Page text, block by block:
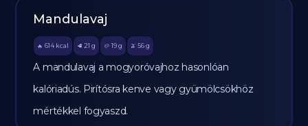
Mandulavaj
🔥 614 kcal 🥩 21 g 🥔 19g 🫒 56 g
A mandulavaj a mogyoróvajhoz hasonlóan
kalóriadús. Pirítósra kenve vagy gyümölcsökhöz
mértékkel fogyaszd.